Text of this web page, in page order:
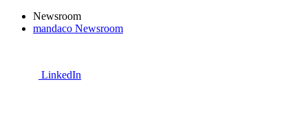
Newsroom
mandaco Newsroom
LinkedIn